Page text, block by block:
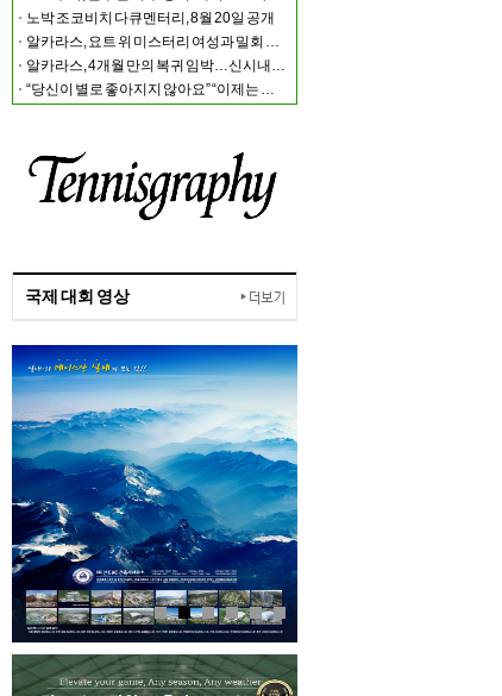
노박 조코비치 다큐멘터리, 8월 20일 공개
알카라스, 요트 위 미스터리 여성과 밀회 포착
알카라스, 4개월 만의 복귀 임박…신시내티 마스터스 통해 US오픈 출격 시동
“당신이 별로 좋아지지 않아요” “이제는 제가 정말 조심해야” 시너와 즈브레프 인터뷰
국제 대회 영상